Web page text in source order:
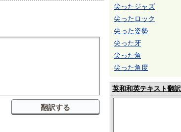
尖ったジャズ
尖ったロック
尖った姿勢
尖った牙
尖った角
尖った角度
英和和英テキスト翻訳